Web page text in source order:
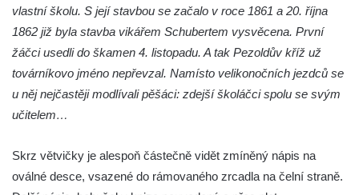
Údajný kříž před kostelem svatých Petra a
Pavla v Jeníkově
Kříž na návsi v Jeníkově
Kříž na křižovatce v Teplické ulici v Lahošti
Kříž U Pěti lip na pastvině severovýchodně
od Mikulášovic
vlastní školu. S její stavbou se začalo v roce 1861 a 20. října
1862 již byla stavba vikářem Schubertem vysvěcena. První
žáčci usedli do škamen 4. listopadu. A tak Pezoldův kříž už
továrníkovo jméno nepřevzal. Namísto velikonočních jezdců se
u něj nejčastěji modlívali pěšáci: zdejší školáčci spolu se svým
učitelem…
Skrz větvičky je alespoň částečně vidět zmíněný nápis na
oválné desce, vsazené do rámovaného zrcadla na čelní straně.